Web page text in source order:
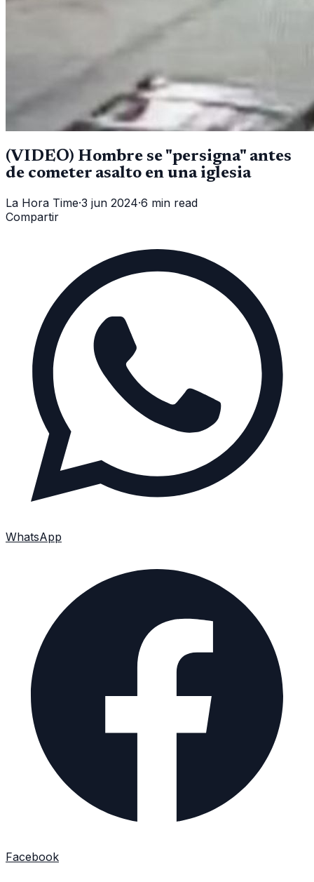
(VIDEO) Hombre se "persigna" antes
de cometer asalto en una iglesia
La Hora Time·3 jun 2024·6 min read
Compartir
WhatsApp
Facebook